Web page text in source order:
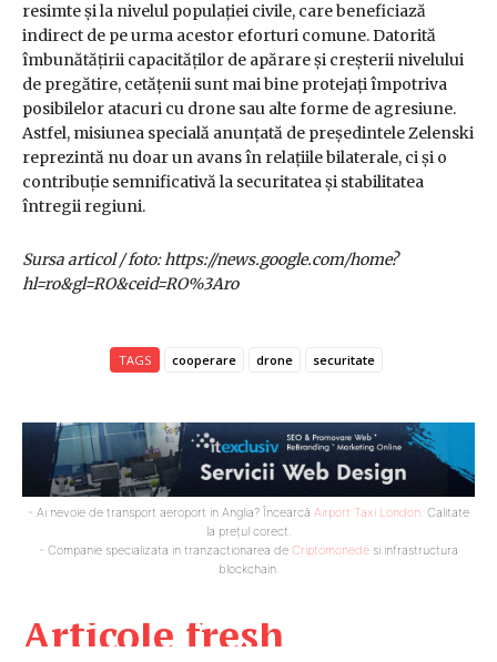
Articole fresh
resimte și la nivelul populației civile, care beneficiază
indirect de pe urma acestor eforturi comune. Datorită
îmbunătățirii capacităților de apărare și creșterii nivelului
de pregătire, cetățenii sunt mai bine protejați împotriva
posibilelor atacuri cu drone sau alte forme de agresiune.
Astfel, misiunea specială anunțată de președintele Zelenski
reprezintă nu doar un avans în relațiile bilaterale, ci și o
contribuție semnificativă la securitatea și stabilitatea
întregii regiuni.
Sursa articol / foto: https://news.google.com/home?
hl=ro&gl=RO&ceid=RO%3Aro
TAGS cooperare drone securitate
- Ai nevoie de transport aeroport in Anglia? Încearcă Airport Taxi London . Calitate
la prețul corect.
- Companie specializata in tranzactionarea de Criptomonede si infrastructura
blockchain.